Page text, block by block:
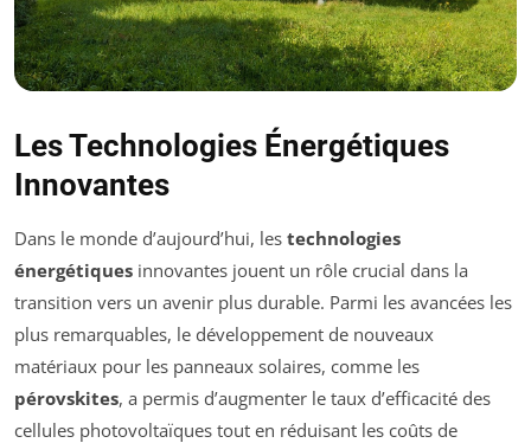
Les Technologies Énergétiques
Innovantes
Dans le monde d’aujourd’hui, les technologies
énergétiques innovantes jouent un rôle crucial dans la
transition vers un avenir plus durable. Parmi les avancées les
plus remarquables, le développement de nouveaux
matériaux pour les panneaux solaires, comme les
pérovskites, a permis d’augmenter le taux d’efficacité des
cellules photovoltaïques tout en réduisant les coûts de